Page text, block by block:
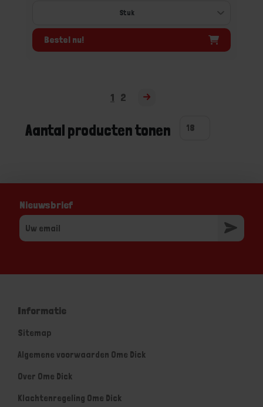
Bestel nu!
1 2
Aantal producten tonen
Nieuwsbrief
Informatie
Sitemap
Algemene voorwaarden Ome Dick
Over Ome Dick
Klachtenregeling Ome Dick